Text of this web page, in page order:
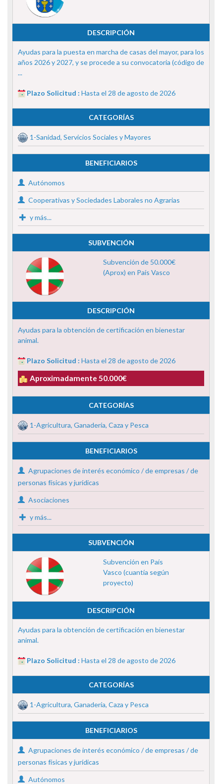
DESCRIPCIÓN
Ayudas para la puesta en marcha de casas del mayor, para los
años 2026 y 2027, y se procede a su convocatoria (código de
...
Plazo Solicitud : Hasta el 28 de agosto de 2026
CATEGORÍAS
1-Sanidad, Servicios Sociales y Mayores
BENEFICIARIOS
Autónomos
Cooperativas y Sociedades Laborales no Agrarias
y más...
SUBVENCIÓN
Subvención de 50.000€
(Aprox) en País Vasco
DESCRIPCIÓN
Ayudas para la obtención de certificación en bienestar
animal.
Plazo Solicitud : Hasta el 28 de agosto de 2026
Aproximadamente 50.000€
CATEGORÍAS
1-Agricultura, Ganadería, Caza y Pesca
BENEFICIARIOS
Agrupaciones de interés económico / de empresas / de
personas físicas y jurídicas
Asociaciones
y más...
SUBVENCIÓN
Subvención en País
Vasco (cuantía según
proyecto)
DESCRIPCIÓN
Ayudas para la obtención de certificación en bienestar
animal.
Plazo Solicitud : Hasta el 28 de agosto de 2026
CATEGORÍAS
1-Agricultura, Ganadería, Caza y Pesca
BENEFICIARIOS
Agrupaciones de interés económico / de empresas / de
personas físicas y jurídicas
Autónomos